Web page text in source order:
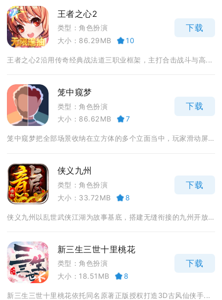
王者之心2
类型：角色扮演
大小：86.29MB
10
下载
王者之心2沿用传奇经典战法道三职业框架，主打合击战斗与高...
笼中窥梦
类型：角色扮演
大小：86.62MB
7
下载
笼中窥梦把全部场景收纳在立方体的多个立面当中，玩家滑动屏...
侠义九州
类型：角色扮演
大小：33.72MB
8
下载
侠义九州以乱世武侠江湖为故事基底，搭建无缝衔接的九州开放...
新三生三世十里桃花
类型：角色扮演
大小：18.51MB
8
下载
新三生三世十里桃花依托同名原著正版授权打造3D古风仙侠手...